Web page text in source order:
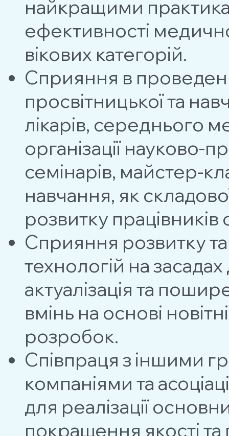
найкращими
ефективності
вікових категорій.
Сприяння в
просвiтницької та
лікарів, середнього
органiзацiї науково-
семiнарiв, майстер-
навчання, як
розвитку
Сприяння розвитку
технологій на
актуалізація та
вмінь на основі
розробок.
Співпраця з іншими
компанiями та
для реалізації
покращення якості